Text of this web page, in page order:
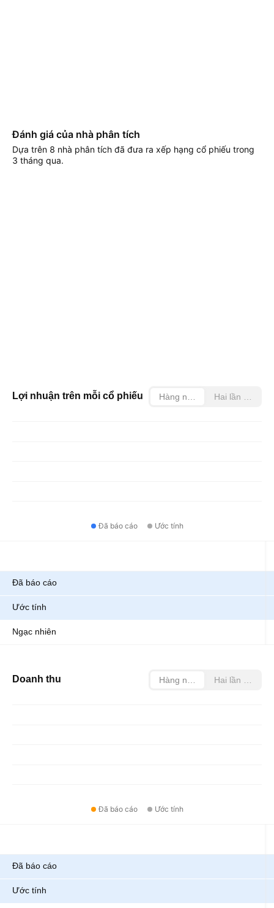
Đánh giá của nhà phân tích
Dựa trên 8 nhà phân tích đã đưa ra xếp hạng cổ phiếu trong
3 tháng qua.
Lợi nhuận trên mỗi cổ phiếu Hàng năm Hai lần mỗi
Đã báo cáo Ước tính
Đã báo cáo
Ước tính
Ngạc nhiên
Doanh thu Hàng năm Hai lần mỗi
Đã báo cáo Ước tính
Đã báo cáo
Ước tính